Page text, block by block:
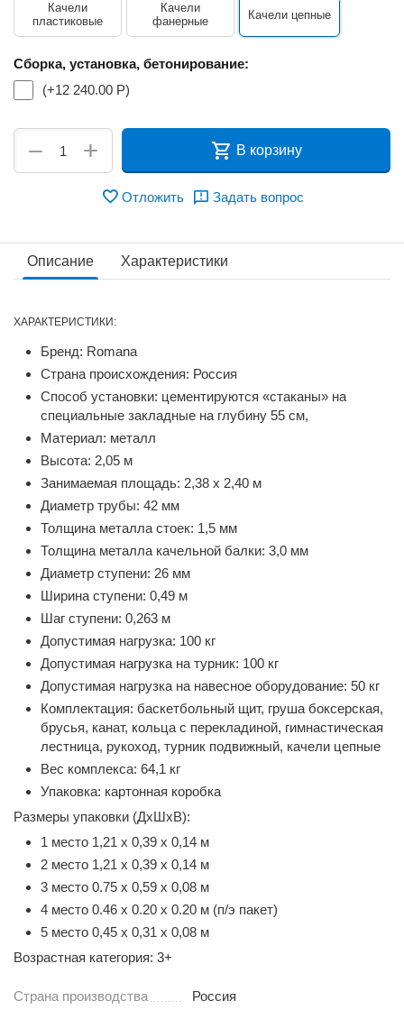
Качели
пластиковые
Качели
фанерные
Качели цепные
Сборка, установка, бетонирование:
(+12 240.00 Р)
+
− В корзину
Отложить Задать вопрос
Описание Характеристики
ХАРАКТЕРИСТИКИ:
Бренд: Romana
Страна происхождения: Россия
Способ установки: цементируются «стаканы» на
специальные закладные на глубину 55 см,
Материал: металл
Высота: 2,05 м
Занимаемая площадь: 2,38 х 2,40 м
Диаметр трубы: 42 мм
Толщина металла стоек: 1,5 мм
Толщина металла качельной балки: 3,0 мм
Диаметр ступени: 26 мм
Ширина ступени: 0,49 м
Шаг ступени: 0,263 м
Допустимая нагрузка: 100 кг
Допустимая нагрузка на турник: 100 кг
Допустимая нагрузка на навесное оборудование: 50 кг
Комплектация: баскетбольный щит, груша боксерская,
брусья, канат, кольца с перекладиной, гимнастическая
лестница, рукоход, турник подвижный, качели цепные
Вес комплекса: 64,1 кг
Упаковка: картонная коробка
Размеры упаковки (ДхШхВ):
1 место 1,21 х 0,39 х 0,14 м
2 место 1,21 х 0,39 х 0,14 м
3 место 0.75 х 0,59 х 0,08 м
4 место 0.46 х 0.20 х 0.20 м (п/э пакет)
5 место 0,45 х 0,31 х 0,08 м
Возрастная категория: 3+
Страна производства Россия